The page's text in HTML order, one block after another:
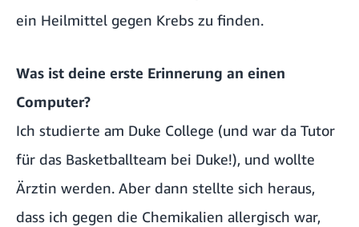
ein Heilmittel gegen Krebs zu finden.
Was ist deine erste Erinnerung an einen
Computer?
Ich studierte am Duke College (und war da Tutor
für das Basketballteam bei Duke!), und wollte
Ärztin werden. Aber dann stellte sich heraus,
dass ich gegen die Chemikalien allergisch war,